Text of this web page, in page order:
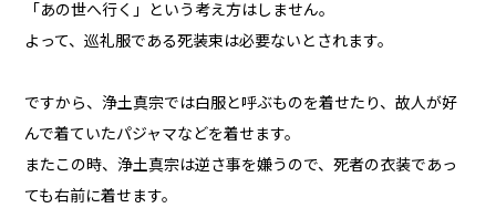
「あの世へ行く」という考え方はしません。
よって、巡礼服である死装束は必要ないとされます。
ですから、浄土真宗では白服と呼ぶものを着せたり、故人が好
んで着ていたパジャマなどを着せます。
またこの時、浄土真宗は逆さ事を嫌うので、死者の衣装であっ
ても右前に着せます。